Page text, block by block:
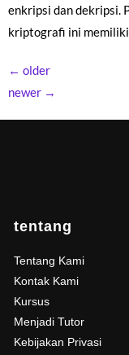
enkripsi dan dekripsi.
kriptografi ini
← older
newer →
tentang
Tentang Kami
Kontak Kami
Kursus
Menjadi Tutor
Kebijakan Privasi